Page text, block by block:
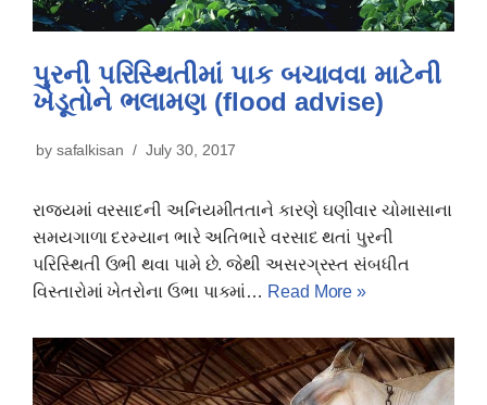
પુરની પરિસ્થિતીમાં પાક બચાવવા માટેની
ખેડૂતોને ભલામણ (flood advise)
by safalkisan July 30, 2017
રાજયમાં વરસાદની અનિયમીતતાને કારણે ઘણીવાર ચોમાસાના
સમયગાળા દરમ્યાન ભારે અતિભારે વરસાદ થતાં પુરની
પરિસ્થિતી ઉભી થવા પામે છે. જેથી અસરગ્રસ્ત સંબધીત
વિસ્તારોમાં ખેતરોના ઉભા પાકમાં… Read More »